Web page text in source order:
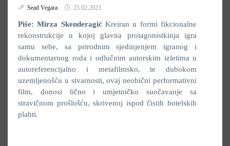
Sead Vegara 25.02.2023.
Piše: Mirza Skenderagić Kreiran u formi fikcionalne
rekonstrukcije u kojoj glavna protagonistkinja igra
samu sebe, sa prirodnim sjedinjenjem igranog i
dokumentarnog roda i odlučnim autorskim izletima u
autoreferencijalno i metafilmsko, te dubokom
uzemljenošću u stvarnosti, ovaj neobični performativni
film, donosi lično i umjetničko suočavanje sa
stravičnom prošlošću, skrivenoj ispod čistih hotelskih
plahti.